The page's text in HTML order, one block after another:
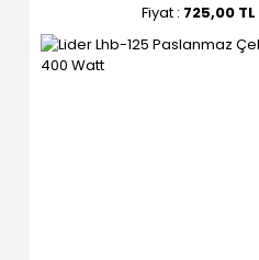
Fiyat : 725,00 TL